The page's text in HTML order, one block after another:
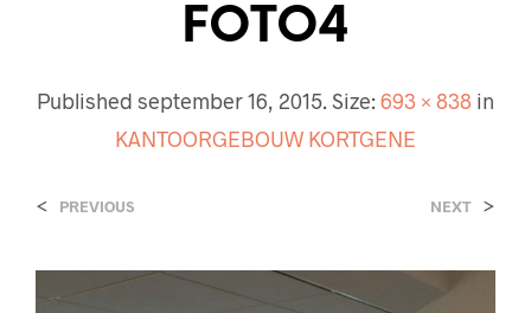
FOTO4
Published september 16, 2015. Size: 693 × 838 in
KANTOORGEBOUW KORTGENE
< PREVIOUS NEXT >